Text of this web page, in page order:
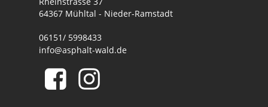
64367 Mühltal - Nieder-Ramstadt
06151/ 5998433
info@asphalt-wald.de